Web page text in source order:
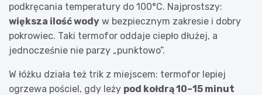
podkręcania temperatury do 100°C. Najprostszy:
większa ilość wody w bezpiecznym zakresie i dobry
pokrowiec. Taki termofor oddaje ciepło dłużej, a
jednocześnie nie parzy „punktowo”.
W łóżku działa też trik z miejscem: termofor lepiej
ogrzewa pościel, gdy leży pod kołdrą 10–15 minut